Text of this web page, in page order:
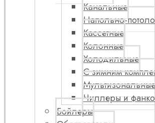
Канальные
Напольно-
Кассетные
Колонные
Холодильные
С зимним
Чиллеры и
Бойлеры